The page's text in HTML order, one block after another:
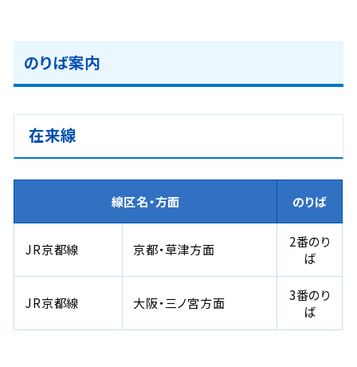
のりば案内
在来線
線区名・方面 のりば
JR京都線 京都・草津方面
2番のり
ば
JR京都線 大阪・三ノ宮方面
3番のり
ば